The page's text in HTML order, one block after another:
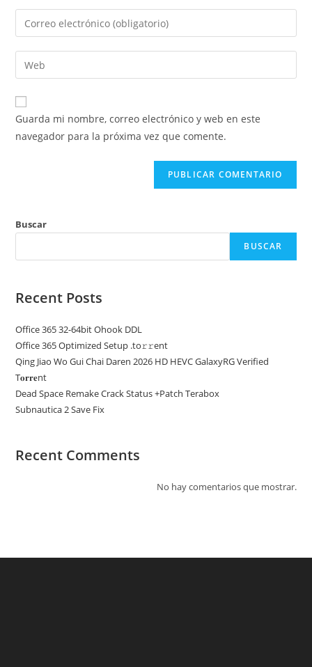
nombre
de
usuario
para
comentar
Introduce
tu
dirección
de
electrónico
para
comentar
Introduce
la
URL
de
Guarda mi nombre, correo electrónico y web en este
navegador para la próxima vez que comente.
Buscar
BUSCAR
Recent Posts
Office 365 32-64bit Ohook DDL
Office 365 Optimized Setup .tо𝚛𝚛еnt
Qing Jiao Wo Gui Chai Daren 2026 HD HEVC GalaxyRG Verified
T𝐨𝐫𝐫𝐞nt
Dead Space Remake Crack Status +Patch Terabox
Subnautica 2 Save Fix
Recent Comments
No hay comentarios que mostrar.